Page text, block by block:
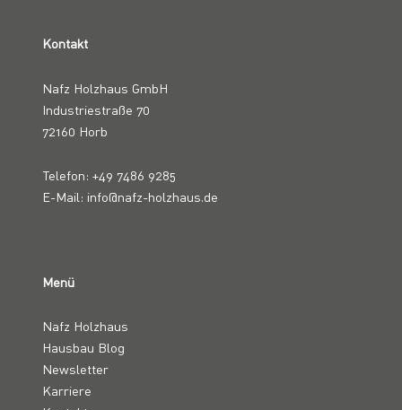
Kontakt
Nafz Holzhaus GmbH
Industriestraße 70
72160 Horb
Telefon: +49 7486 9285
E-Mail: info@nafz-holzhaus.de
Menü
Nafz Holzhaus
Hausbau Blog
Newsletter
Karriere